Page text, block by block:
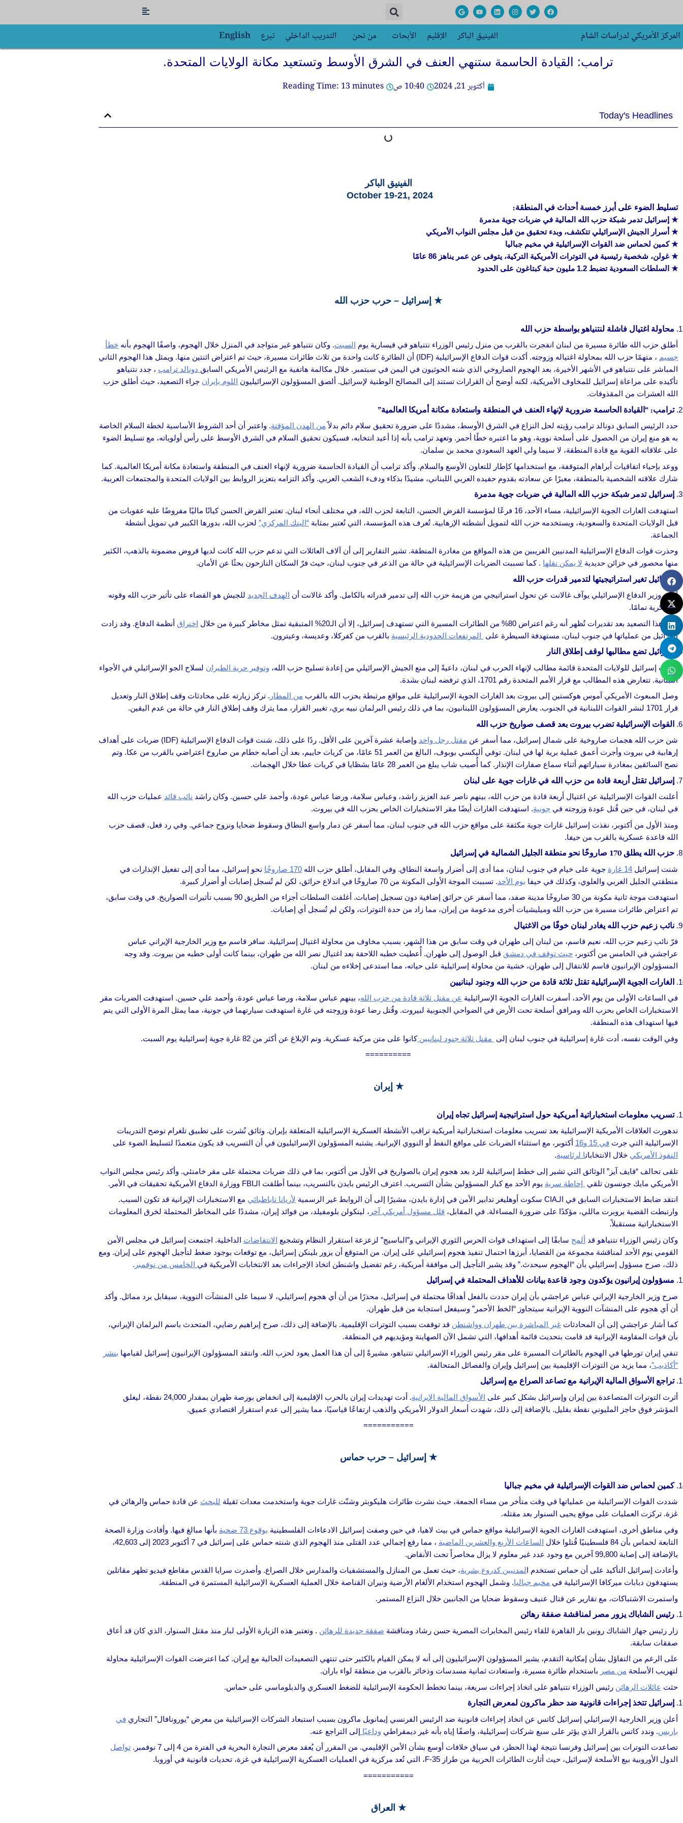
المحتوى
F
a
o
T
w
r
I
n
r
m
L
i
e
i
Y
o
u
b
e
G
o
l
e
Flyout
Menu
المركز الأمريكي لدراسات الشام الفينيق الباكر الإقليم الأبحاث من نحن التدريب الداخلي تبرع English
ترامب: القيادة الحاسمة ستنهي العنف في الشرق الأوسط وتستعيد مكانة الولايات المتحدة.
أكتوبر 21, 2024
10:40 ص Reading Time: 13minutes
Today's Headlines
الفينيق الباكر
October 19-21, 2024
تسليط الضوء على أبرز خمسة أحداث في المنطقة:
★ إسرائيل تدمر شبكة حزب الله المالية في ضربات جوية مدمرة
★ أسرار الجيش الإسرائيلي تتكشف، وبدء تحقيق من قبل مجلس النواب الأمريكي
★ كمين لحماس ضد القوات الإسرائيلية في مخيم جباليا
★ غولن، شخصية رئيسية في التوترات الأمريكية التركية، يتوفى عن عمر يناهز 86 عامًا
★ السلطات السعودية تضبط 1.2 مليون حبة كبتاغون على الحدود
★ إسرائيل – حرب حزب الله
محاولة اغتيال فاشلة لنتنياهو بواسطة حزب الله
أطلق حزب الله طائرة مسيرة من لبنان انفجرت بالقرب من منزل رئيس الوزراء نتنياهو في قيسارية يوم السبت. وكان نتنياهو غير متواجد في المنزل خلال الهجوم، واصفًا الهجوم بأنه خطأ
جسيم
، متهمًا حزب الله بمحاولة اغتياله وزوجته. أكدت قوات الدفاع الإسرائيلية (IDF) أن الطائرة كانت واحدة من ثلاث طائرات مسيرة، حيث تم اعتراض اثنتين منها. ويمثل هذا الهجوم الثاني
المباشر على نتنياهو في الأشهر الأخيرة، بعد الهجوم الصاروخي الذي شنه الحوثيون في اليمن في سبتمبر. خلال مكالمة هاتفية مع الرئيس الأمريكي السابق دونالد ترامب ، جدد نتنياهو
تأكيده على مراعاة إسرائيل للمخاوف الأمريكية، لكنه أوضح أن القرارات تستند إلى المصالح الوطنية لإسرائيل. ألصق المسؤولون الإسرائيليون اللوم بإيران جراء التصعيد، حيث أطلق حزب
الله العشرات من المقذوفات.
ترامب: “القيادة الحاسمة ضرورية لإنهاء العنف في المنطقة واستعادة مكانة أمريكا العالمية”
حدد الرئيس السابق دونالد ترامب رؤيته لحل النزاع في الشرق الأوسط، مشددًا على ضرورة تحقيق سلام دائم بدلاًمن الهدن المؤقتة. واعتبر أن أحد الشروط الأساسية لخطة السلام الخاصة
به هو منع إيران من الحصول على أسلحة نووية، وهو ما اعتبره خطًا أحمر. وتعهد ترامب بأنه إذا أعيد انتخابه، فسيكون تحقيق السلام في الشرق الأوسط على رأس أولوياته، مع تسليط الضوء
على علاقاته القوية مع قادة المنطقة، لا سيما ولي العهد السعودي محمد بن سلمان.
ووعد بإحياء اتفاقيات أبراهام المتوقفة، مع استخدامها كإطار للتعاون الأوسع والسلام. وأكد ترامب أن القيادة الحاسمة ضرورية لإنهاء العنف في المنطقة واستعادة مكانة أمريكا العالمية. كما
شارك علاقته الشخصية بالمنطقة، معبرًا عن سعادته بقدوم حفيده العربي اللبناني، مشيدًا بذكاء ودفء الشعب العربي. وأكد التزامه بتعزيز الروابط بين الولايات المتحدة والمجتمعات العربية.
إسرائيل تدمر شبكة حزب الله المالية في ضربات جوية مدمرة
استهدفت الغارات الجوية الإسرائيلية، مساء الأحد، 16 فرعًا لمؤسسة القرض الحسن، التابعة لحزب الله، في مختلف أنحاء لبنان. تعتبر القرض الحسن كيانًا ماليًا مفروضًا عليه عقوبات من
قبل الولايات المتحدة والسعودية، ويستخدمه حزب الله لتمويل أنشطته الإرهابية. تُعرف هذه المؤسسة، التي تُعتبر بمثابة “البنك المركزي” لحزب الله، بدورها الكبير في تمويل أنشطة
الجماعة.
وحذرت قوات الدفاع الإسرائيلية المدنيين القريبين من هذه المواقع من مغادرة المنطقة. تشير التقارير إلى أن آلاف العائلات التي تدعم حزب الله كانت لديها قروض مضمونة بالذهب، الكثير
منها محصور في خزائن حديدية لا يمكن نقلها . كما تسببت الضربات الإسرائيلية في حالة من الذعر في جنوب لبنان، حيث فرّ السكان النازحون بحثًا عن الأمان.
إسرائيل تغير استراتيجيتها لتدمير قدرات حزب الله
أعلن وزير الدفاع الإسرائيلي يوآف غالانت عن تحول استراتيجي من هزيمة حزب الله إلى تدمير قدراته بالكامل. وأكد غالانت أن الهدف الجديد للجيش هو القضاء على تأثير حزب الله وقوته
العسكرية تمامًا.
يأتي هذا التصعيد بعد تقديرات تُظهر أنه رغم اعتراض 80% من الطائرات المسيرة التي تستهدف إسرائيل، إلا أن الـ20% المتبقية تمثل مخاطر كبيرة من خلال
اختراق أنظمة الدفاع. وقد زادت
إسرائيل من عملياتها في جنوب لبنان، مستهدفة السيطرة على المرتفعات الحدودية الرئيسية بالقرب من كفركلا، وعديسة، وعيترون.
إسرائيل تضع مطالبها لوقف إطلاق النار
قدمت إسرائيل للولايات المتحدة قائمة مطالب لإنهاء الحرب في لبنان، داعيةً إلى منع الجيش الإسرائيلي من إعادة تسليح حزب الله، وتوفير حرية الطيران لسلاح الجو الإسرائيلي في الأجواء
اللبنانية. تتعارض هذه المطالب مع قرار الأمم المتحدة رقم 1701، الذي ترفضه لبنان بشدة.
وصل المبعوث الأمريكي آموس هوكستين إلى بيروت بعد الغارات الجوية الإسرائيلية على مواقع مرتبطة بحزب الله بالقرب من المطار . تركز زيارته على محادثات وقف إطلاق النار وتعديل
قرار 1701 لنشر القوات اللبنانية في الجنوب. يعارض المسؤولون اللبنانيون، بما في ذلك رئيس البرلمان نبيه بري، تغيير القرار، مما يترك وقف إطلاق النار في حالة من عدم اليقين.
القوات الإسرائيلية تضرب بيروت بعد قصف صواريخ حزب الله
شن حزب الله هجمات صاروخية على شمال إسرائيل، مما أسفر عن مقتل رجل واحد
وإصابة عشرة آخرين على الأقل. ردًا على ذلك، شنت قوات الدفاع الإسرائيلية (IDF) ضربات على أهداف
إرهابية في بيروت وأجرت أعمق عملية برية لها في لبنان. توفي أليكسي بوبوف، البالغ من العمر 51 عامًا، من كريات حاييم، بعد أن أصابه حطام من صاروخ اعتراضي بالقرب من عكا. وتم
نصح السائقين بمغادرة سياراتهم أثناء سماع صفارات الإنذار. كما أُصيب شاب يبلغ من العمر 28 عامًا بشظايا في كريات عطا خلال الهجمات.
إسرائيل تقتل أربعة قادة من حزب الله في غارات جوية على لبنان
أعلنت القوات الإسرائيلية عن اغتيال أربعة قادة من حزب الله، بينهم ناصر عبد العزيز راشد، وعباس سلامة، ورضا عباس عودة، وأحمد علي حسين. وكان راشد نائب قائد عمليات حزب الله
في لبنان، في حين قُتل عودة وزوجته في جونية. استهدفت الغارات أيضًا مقر الاستخبارات الخاص بحزب الله في بيروت.
ومنذ الأول من أكتوبر، نفذت إسرائيل غارات جوية مكثفة على مواقع حزب الله في جنوب لبنان، مما أسفر عن دمار واسع النطاق وسقوط ضحايا ونزوح جماعي. وفي رد فعل، قصف حزب
الله قاعدة عسكرية بالقرب من حيفا.
حزب الله يطلق 170 صاروخًا نحو منطقة الجليل الشمالية في إسرائيل
شنت إسرائيل 14 غارة جوية على خيام في جنوب لبنان، مما أدى إلى أضرار واسعة النطاق. وفي المقابل، أطلق حزب الله 170 صاروخًا
نحو إسرائيل، مما أدى إلى تفعيل الإنذارات في
منطقتي الجليل الغربي والعلوي، وكذلك في حيفا يوم الأحد. تسببت الموجة الأولى المكونة من 70 صاروخًا في اندلاع حرائق، لكن لم تُسجل إصابات أو أضرار كبيرة.
استهدفت موجة ثانية مكونة من 30 صاروخًا مدينة صفد، مما أسفر عن حرائق إضافية دون تسجيل إصابات. أغلقت السلطات أجزاء من الطريق 90 بسبب تأثيرات الصواريخ. في وقت سابق،
تم اعتراض طائرات مسيرة من حزب الله وميليشيات أخرى مدعومة من إيران، مما زاد من حدة التوترات، ولكن لم تُسجل أي إصابات.
نائب زعيم حزب الله يغادر لبنان خوفًا من الاغتيال
فرّ نائب زعيم حزب الله، نعيم قاسم، من لبنان إلى طهران في وقت سابق من هذا الشهر، بسبب مخاوف من محاولة اغتيال إسرائيلية. سافر قاسم مع وزير الخارجية الإيراني عباس
عراجشي في الخامس من أكتوبر، حيث توقف في دمشق قبل الوصول إلى طهران. أُعطيت خطبه اللاحقة بعد اغتيال نصر الله من طهران، بينما كانت أولى خطبه من بيروت. وقد وجه
المسؤولون الإيرانيون قاسم للانتقال إلى طهران، خشية من محاولة إسرائيلية على حياته، مما استدعى إخلاءه من لبنان.
الغارات الجوية الإسرائيلية تقتل ثلاثة قادة من حزب الله وجنود لبنانيين
في الساعات الأولى من يوم الأحد، أسفرت الغارات الجوية الإسرائيلية عن مقتل ثلاثة قادة من حزب الله، بينهم عباس سلامة، ورضا عباس عودة، وأحمد علي حسين. استهدفت الضربات مقر
الاستخبارات الخاص بحزب الله ومرافق أسلحة تحت الأرض في الضواحي الجنوبية لبيروت. وقُتل رضا عودة وزوجته في غارة استهدفت سيارتهما في جونية، مما يمثل المرة الأولى التي يتم
فيها استهداف هذه المنطقة.
وفي الوقت نفسه، أدت غارة إسرائيلية في جنوب لبنان إلى مقتل ثلاثة جنود لبنانيينكانوا على متن مركبة عسكرية. وتم الإبلاغ عن أكثر من 82 غارة جوية إسرائيلية يوم السبت.
==========
★ إيران
تسريب معلومات استخباراتية أمريكية حول استراتيجية إسرائيل تجاه إيران
تدهورت العلاقات الأمريكية الإسرائيلية بعد تسريب معلومات استخباراتية أمريكية تراقب الأنشطة العسكرية الإسرائيلية المتعلقة بإيران. وثائق نُشرت على تطبيق تلغرام توضح التدريبات
الإسرائيلية التي جرت في 15 و16
أكتوبر، مع استثناء الضربات على مواقع النفط أو النووي الإيرانية. يشتبه المسؤولون الإسرائيليون في أن التسريب قد يكون متعمدًا لتسليط الضوء على
النفوذ الأمريكي خلال الانتخاباتا لرئاسية.
تلقى تحالف “فايف آيز” الوثائق التي تشير إلى خطط إسرائيلية للرد بعد هجوم إيران بالصواريخ في الأول من أكتوبر، بما في ذلك ضربات محتملة على مقر خامنئي. وأكد رئيس مجلس النواب
الأمريكي مايك جونسون تلقي إحاطة سرية يوم الأحد مع كبار المسؤولين بشأن التسريب. اعترف الرئيس بايدن بالتسريب، بينما أطلقت الـFBI ووزارة الدفاع الأمريكية تحقيقات في الأمر.
انتقد ضابط الاستخبارات السابق في الـCIA سكوت أوهليغر تدابير الأمن في إدارة بايدن، مشيرًا إلى أن الروابط غير الرسمية
لأريانا تاباطبائي مع الاستخبارات الإيرانية قد تكون السبب.
وارتبطت القضية بروبرت ماللي، مؤكدًا على ضرورة المساءلة. في المقابل، قلل مسؤول أمريكي آخر ، لينكولن بلومفيلد، من فوائد إيران، مشددًا على المخاطر المحتملة لخرق المعلومات
الاستخباراتية مستقبلاً.
وكان رئيس الوزراء نتنياهو قد ألمح سابقًا إلى استهداف قوات الحرس الثوري الإيراني و”الباسيج” لزعزعة استقرار النظام وتشجيع الانتفاضات الداخلية. اجتمعت إسرائيل في مجلس الأمن
القومي يوم الأحد لمناقشة مجموعة من القضايا، أبرزها احتمال تنفيذ هجوم إسرائيلي على إيران. من المتوقع أن يزور بلينكن إسرائيل، مع توقعات بوجود ضغط لتأجيل الهجوم على إيران. ومع
ذلك، صرح مسؤول إسرائيلي بأن “الهجوم سيحدث.” وقد يشير التأجيل إلى موافقة أمريكية، رغم تفضيل واشنطن اتخاذ الإجراءات بعد الانتخابات الأمريكية في الخامس من نوفمبر .
مسؤولون إيرانيون يؤكدون وجود قاعدة بيانات للأهداف المحتملة في إسرائيل
صرح وزير الخارجية الإيراني عباس عراجشي بأن إيران حددت بالفعل أهدافًا محتملة في إسرائيل، محذرًا من أن أي هجوم إسرائيلي، لا سيما على المنشآت النووية، سيقابل برد مماثل. وأكد
أن أي هجوم على المنشآت النووية الإيرانية سيتجاوز “الخط الأحمر” وسيفعل استجابة من قبل طهران.
كما أشار عراجشي إلى أن المحادثات غير المباشرة بين طهران وواشنطن قد توقفت بسبب التوترات الإقليمية. بالإضافة إلى ذلك، صرح إبراهيم رضايي، المتحدث باسم البرلمان الإيراني،
بأن قوات المقاومة الإيرانية قد قامت بتحديث قائمة أهدافها، التي تشمل الآن الصهاينة ومؤيديهم في المنطقة.
تنفي إيران تورطها في الهجوم بالطائرات المسيرة على مقر رئيس الوزراء الإسرائيلي نتنياهو، مشيرةً إلى أن هذا العمل يعود لحزب الله. وانتقد المسؤولون الإيرانيون إسرائيل لقيامها بنشر
“أكاذيب”، مما يزيد من التوترات الإقليمية بين إسرائيل وإيران والفصائل المتحالفة.
تراجع الأسواق المالية الإيرانية مع تصاعد الصراع مع إسرائيل
أثرت التوترات المتصاعدة بين إيران وإسرائيل بشكل كبير على الأسواق المالية الإيرانية
. أدت تهديدات إيران بالحرب الإقليمية إلى انخفاض بورصة طهران بمقدار 24,000 نقطة، ليغلق
المؤشر فوق حاجز المليوني نقطة بقليل. بالإضافة إلى ذلك، شهدت أسعار الدولار الأمريكي والذهب ارتفاعًا قياسيًا، مما يشير إلى عدم استقرار اقتصادي عميق.
===========
★ إسرائيل – حرب حماس
كمين لحماس ضد القوات الإسرائيلية في مخيم جباليا
شددت القوات الإسرائيلية من عملياتها في وقت متأخر من مساء الجمعة، حيث نشرت طائرات هليكوبتر وشنّت غارات جوية واستخدمت معدات ثقيلة للبحث عن قادة حماس والرهائن في
غزة. تركزت العمليات على موقع يحيى السنوار بعد مقتله.
وفي مناطق أخرى، استهدفت الغارات الجوية الإسرائيلية مواقع حماس في بيت لاهيا، في حين وصفت إسرائيل الادعاءات الفلسطينية بوقوع 73 ضحية
بأنها مبالغ فيها. وأفادت وزارة الصحة
التابعة لحماس بأن 84 فلسطينيًا قُتلوا خلال
الساعات الأربع والعشرين الماضية
، مما رفع إجمالي عدد القتلى منذ الهجوم الذي شنته حماس على إسرائيل في 7 أكتوبر 2023 إلى 42,603،
بالإضافة إلى إصابة 99,800 آخرين مع وجود عدد غير معلوم لا يزال محاصراً تحت الأنقاض.
وأعادت إسرائيل التأكيد على أن حماس تستخدم المدنيين كدروع بشرية، حيث تعمل من المنازل والمستشفيات والمدارس خلال الصراع. وأصدرت سرايا القدس مقاطع فيديو تظهر مقاتلين
يستهدفون دبابات ميركافا الإسرائيلية في مخيم جباليا. وشمل الهجوم استخدام الألغام الأرضية ونيران القناصة خلال العملية العسكرية الإسرائيلية المستمرة في المنطقة.
واستمرت الاشتباكات، مع تقارير عن قتال عنيف وسقوط ضحايا من الجانبين خلال النزاع المستمر.
رئيس الشاباك يزور مصر لمناقشة صفقة رهائن
زار رئيس جهاز الشاباك رونين بار القاهرة للقاء رئيس المخابرات المصرية حسن رشاد ومناقشة صفقة جديدة للرهائن . وتعتبر هذه الزيارة الأولى لبار منذ مقتل السنوار، الذي كان قد أعاق
صفقات سابقة.
على الرغم من التفاؤل بشأن إمكانية التقدم، يشير المسؤولون الإسرائيليون إلى أنه لا يمكن القيام بالكثير حتى تنتهي التصعيدات الحالية مع إيران. كما اعترضت القوات الإسرائيلية محاولة
لتهريب الأسلحة من مصر باستخدام طائرة مسيرة، واستعادت ثمانية مسدسات وذخائر بالقرب من منطقة لواء باران.
حثت عائلات الرهائن رئيس الوزراء نتنياهو على اتخاذ إجراءات سريعة، بينما تخطط الحكومة الإسرائيلية للضغط العسكري والدبلوماسي على حماس.
إسرائيل تتخذ إجراءات قانونية ضد حظر ماكرون لمعرض التجارة
أعلن وزير الخارجية الإسرائيلي إسرائيل كاتس عن اتخاذ إجراءات قانونية ضد الرئيس الفرنسي إيمانويل ماكرون بسبب استبعاد الشركات الإسرائيلية من معرض “يورونافال” التجاري في
باريس. وندد كاتس بالقرار الذي يؤثر على سبع شركات إسرائيلية، واصفًا إياه بأنه غير ديمقراطي وداعيًا إلى التراجع عنه.
تصاعدت التوترات بين إسرائيل وفرنسا نتيجة لهذا الحظر، في سياق خلافات أوسع بشأن الأمن الإقليمي. من المقرر أن يُعقد معرض التجارة البحرية في الفترة من 4 إلى 7 نوفمبر.
تواصل
الدول الأوروبية بيع الأسلحة لإسرائيل، حيث أثارت الطائرات الحربية من طراز F-35، التي تُعد مركزية في العمليات العسكرية الإسرائيلية في غزة، تحديات قانونية في أوروبا.
===========
★ العراق